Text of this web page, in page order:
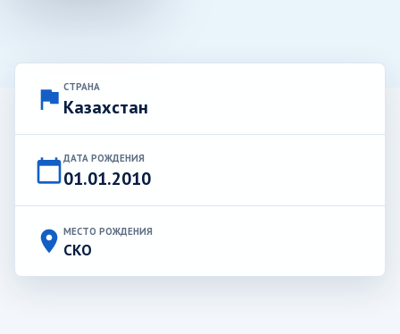
flag СТРАНА
Казахстан
calendar_todayДАТА РОЖДЕНИЯ
01.01.2010
place МЕСТО РОЖДЕНИЯ
СКО